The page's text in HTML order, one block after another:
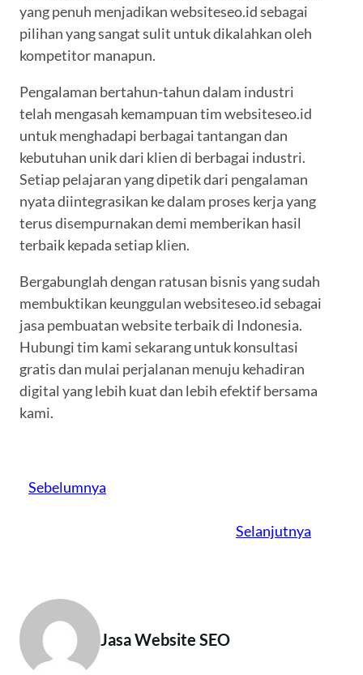
yang penuh menjadikan websiteseo.id sebagai
pilihan yang sangat sulit untuk dikalahkan oleh
kompetitor manapun.
Pengalaman bertahun-tahun dalam industri
telah mengasah kemampuan tim websiteseo.id
untuk menghadapi berbagai tantangan dan
kebutuhan unik dari klien di berbagai industri.
Setiap pelajaran yang dipetik dari pengalaman
nyata diintegrasikan ke dalam proses kerja yang
terus disempurnakan demi memberikan hasil
terbaik kepada setiap klien.
Bergabunglah dengan ratusan bisnis yang sudah
membuktikan keunggulan websiteseo.id sebagai
jasa pembuatan website terbaik di Indonesia.
Hubungi tim kami sekarang untuk konsultasi
gratis dan mulai perjalanan menuju kehadiran
digital yang lebih kuat dan lebih efektif bersama
kami.
Sebelumnya
Selanjutnya
Jasa Website SEO